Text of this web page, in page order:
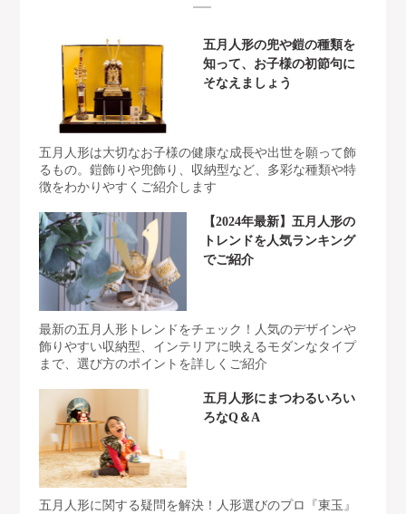
五月人形の兜や鎧の種類を
知って、お子様の初節句に
そなえましょう
五月人形は大切なお子様の健康な成長や出世を願って飾
るもの。鎧飾りや兜飾り、収納型など、多彩な種類や特
徴をわかりやすくご紹介します
【2024年最新】五月人形の
トレンドを人気ランキング
でご紹介
最新の五月人形トレンドをチェック！人気のデザインや
飾りやすい収納型、インテリアに映えるモダンなタイプ
まで、選び方のポイントを詳しくご紹介
五月人形にまつわるいろい
ろなQ＆A
五月人形に関する疑問を解決！人形選びのプロ『東玉』